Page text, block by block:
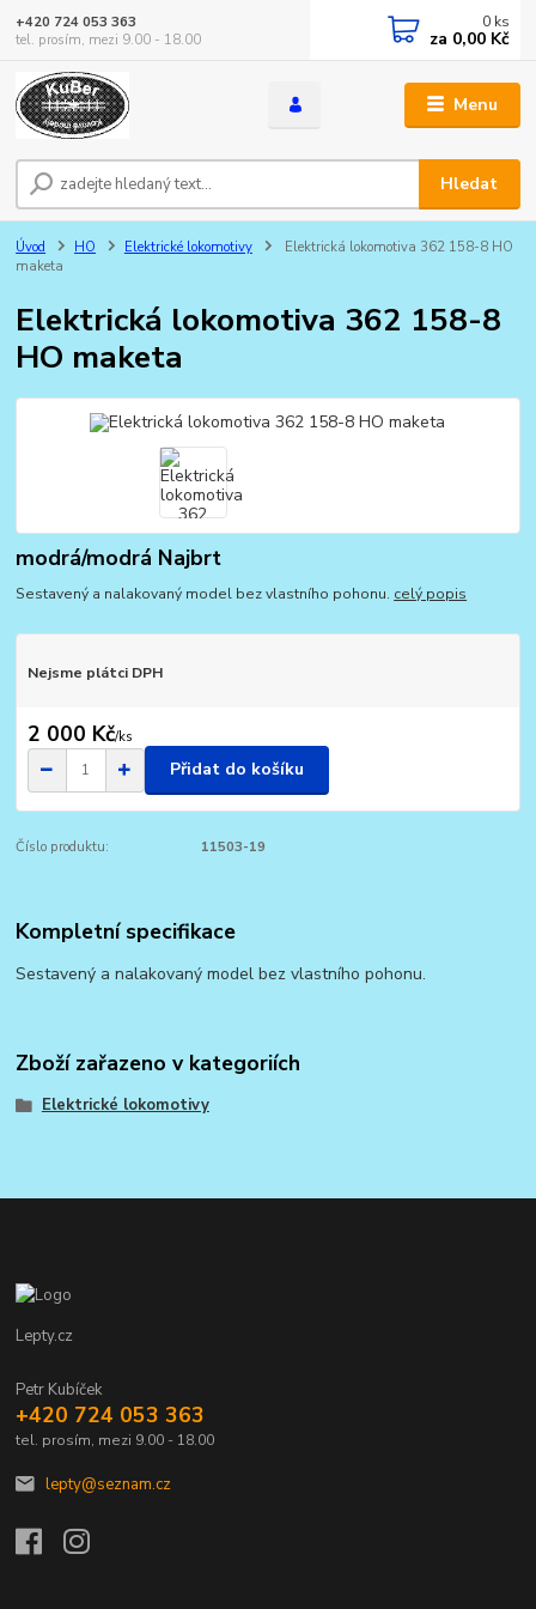
Menu
Hledat
+420 724 053 363
tel. prosím, mezi 9.00 - 18.00
0 ks
za 0,00 Kč
Úvod HO Elektrické lokomotivy
Elektrická lokomotiva 362 158-8 HO
maketa
Elektrická lokomotiva 362 158-8
HO maketa
modrá/modrá Najbrt
Sestavený a nalakovaný model bez vlastního pohonu. celý popis
Nejsme plátci DPH
2 000 Kč/ks
Přidat do košíku
Číslo produktu: 11503-19
Kompletní specifikace
Sestavený a nalakovaný model bez vlastního pohonu.
Zboží zařazeno v kategoriích
Elektrické lokomotivy
Lepty.cz
Petr Kubíček
+420 724 053 363
tel. prosím, mezi 9.00 - 18.00
lepty@seznam.cz